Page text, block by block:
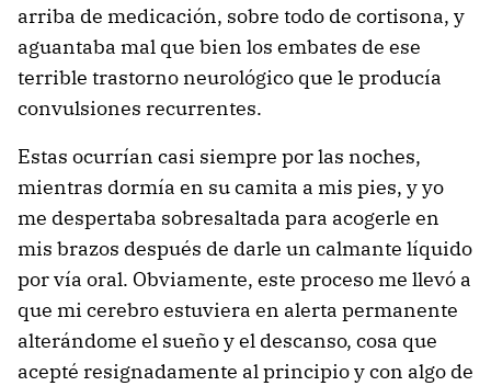
arriba de medicación, sobre todo de cortisona, y
aguantaba mal que bien los embates de ese
terrible trastorno neurológico que le producía
convulsiones recurrentes.
Estas ocurrían casi siempre por las noches,
mientras dormía en su camita a mis pies, y yo
me despertaba sobresaltada para acogerle en
mis brazos después de darle un calmante líquido
por vía oral. Obviamente, este proceso me llevó a
que mi cerebro estuviera en alerta permanente
alterándome el sueño y el descanso, cosa que
acepté resignadamente al principio y con algo de